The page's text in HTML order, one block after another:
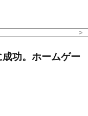
成功。ホームゲー